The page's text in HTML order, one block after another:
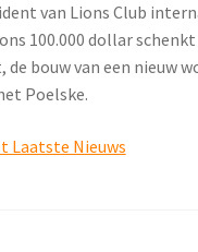
van Lions Club
100.000 dollar
bouw van een nieuw
Poelske.
Laatste Nieuws